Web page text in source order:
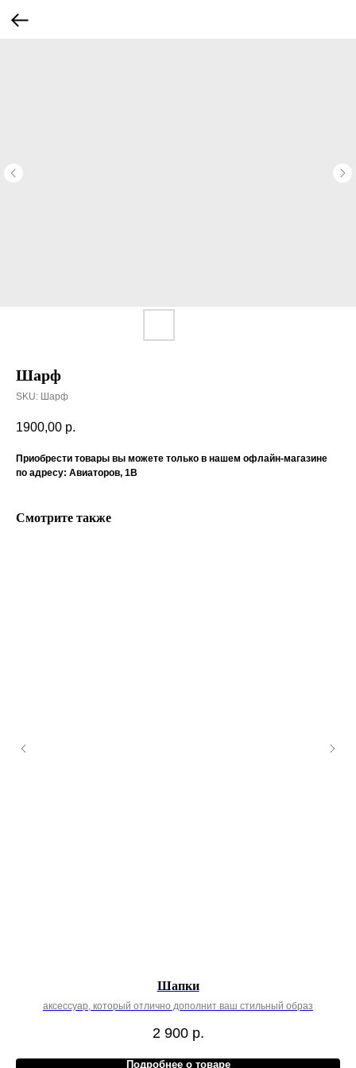
Шарф
SKU: Шарф
1900,00 р.
Приобрести товары вы можете только в нашем офлайн-магазине
по адресу: Авиаторов, 1В
Смотрите также
Шапки
аксессуар, который отлично дополнит ваш стильный образ
2 900 р.
Подробнее о товаре